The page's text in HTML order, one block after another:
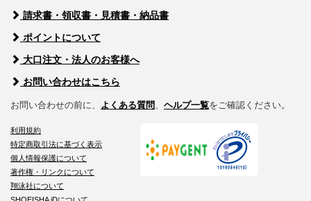
請求書・領収書・見積書・納品書
ポイントについて
大口注文・法人のお客様へ
お問い合わせはこちら
お問い合わせの前に、 よくある質問、 ヘルプ一覧をご確認ください。
利用規約
特定商取引法に基づく表示
個人情報保護について
著作権・リンクについて
翔泳社について